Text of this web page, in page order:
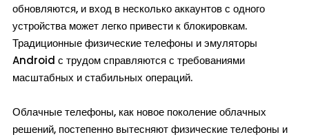
обновляются, и вход в несколько аккаунтов с одного
устройства может легко привести к блокировкам.
Традиционные физические телефоны и эмуляторы
Android с трудом справляются с требованиями
масштабных и стабильных операций.
Облачные телефоны, как новое поколение облачных
решений, постепенно вытесняют физические телефоны и